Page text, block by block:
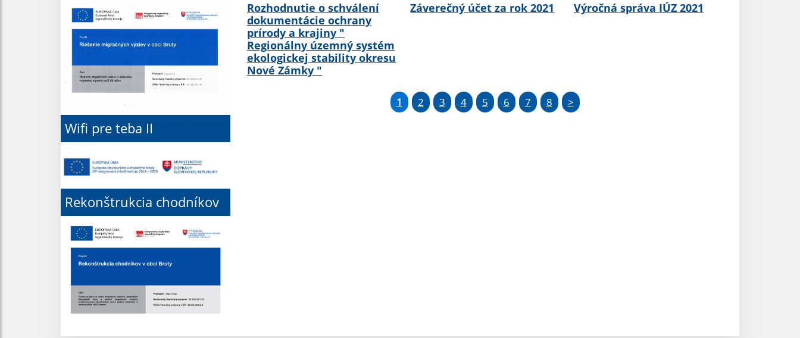
Wifi pre teba II
Rekonštrukcia chodníkov
Rozhodnutie o schválení
dokumentácie ochrany
prírody a krajiny "
Regionálny územný systém
ekologickej stability okresu
Nové Zámky "
Záverečný účet za rok 2021 Výročná správa IÚZ 2021
1 2 3 4 5 6 7 8 >